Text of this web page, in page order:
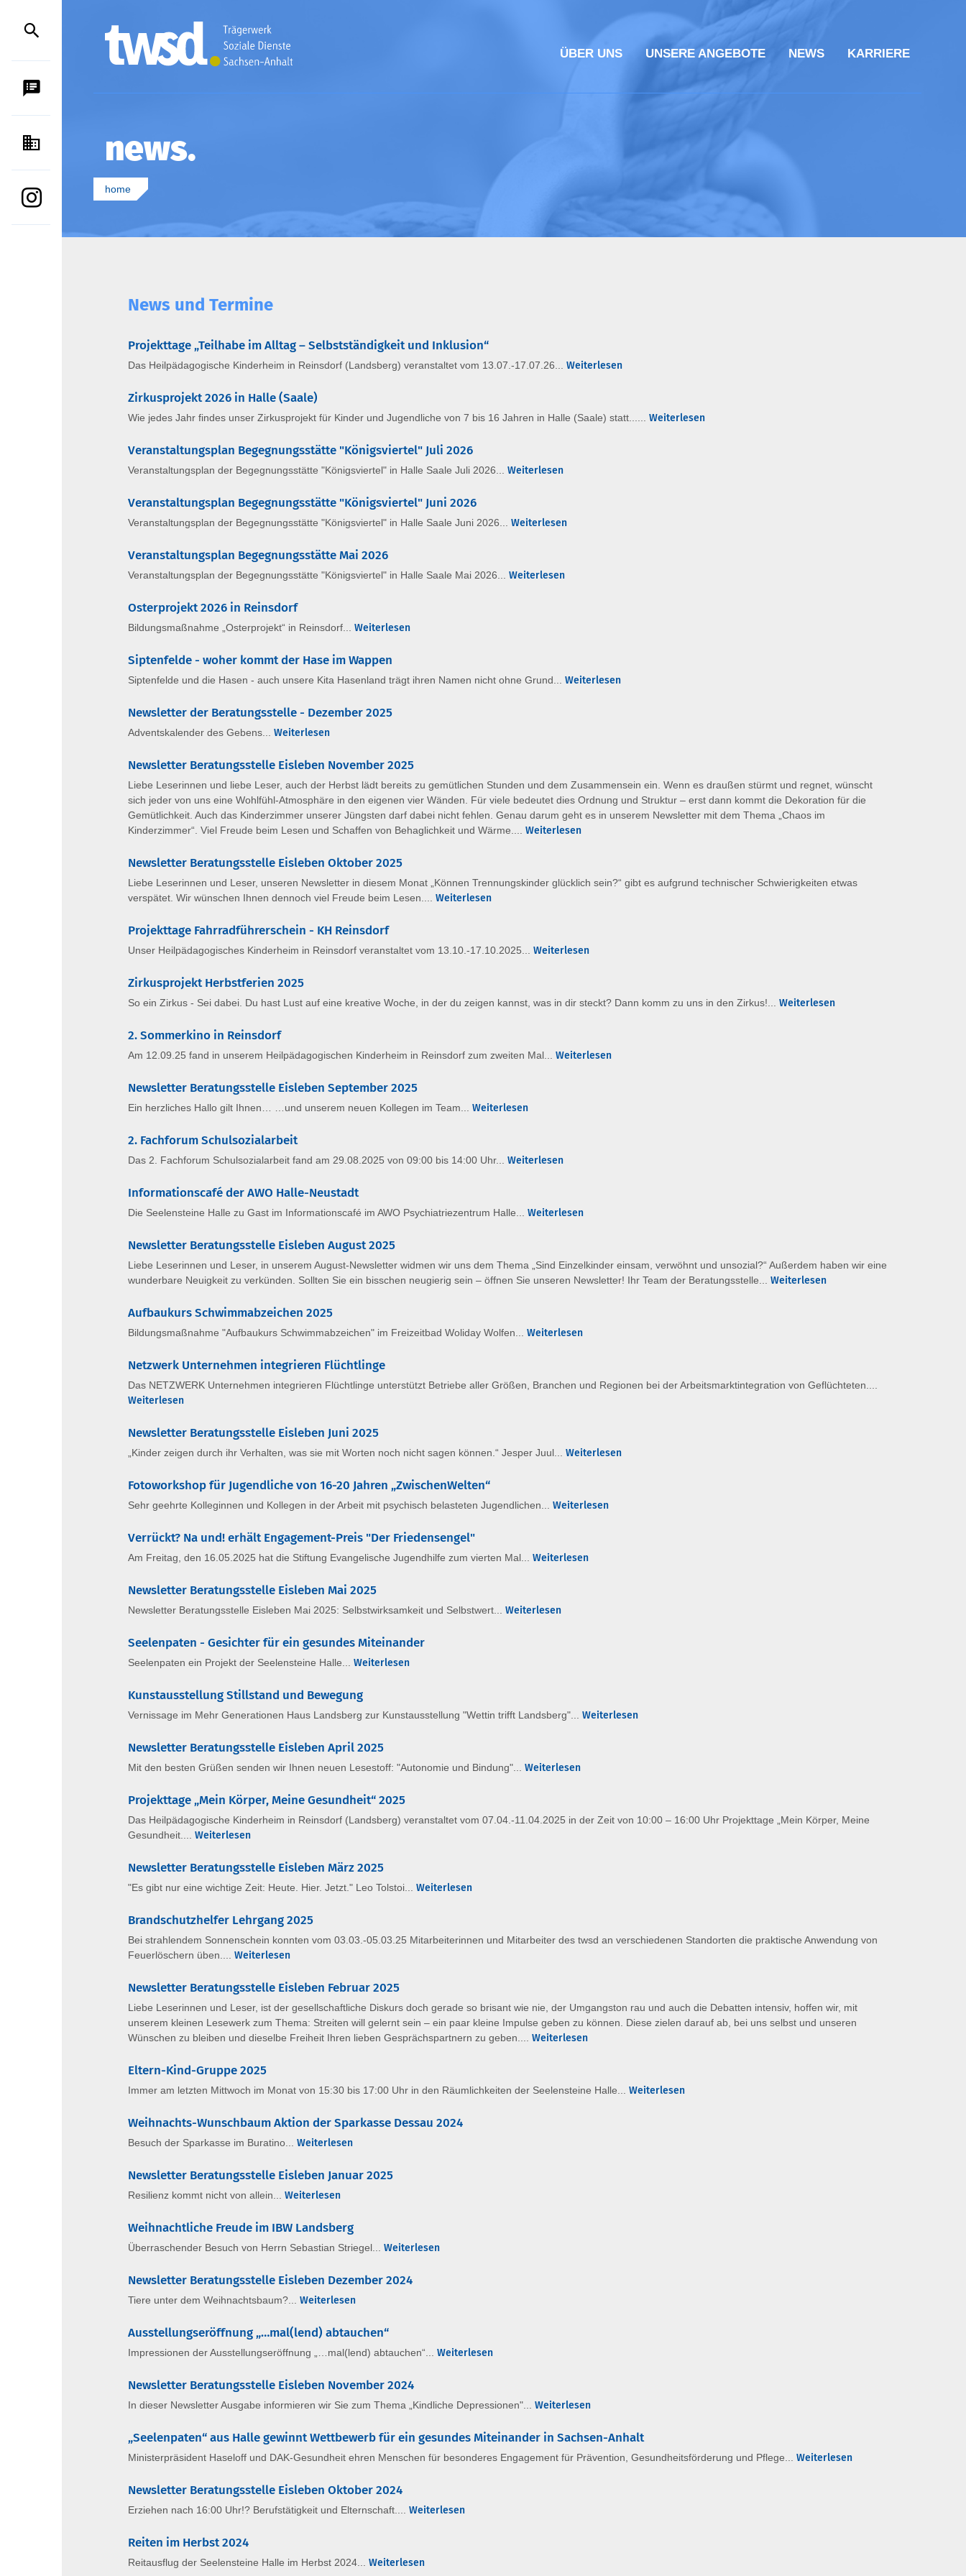
ÜBER UNS UNSERE ANGEBOTE NEWS KARRIERE
home
news
News und Termine
Projekttage „Teilhabe im Alltag – Selbstständigkeit und Inklusion“
Das Heilpädagogische Kinderheim in Reinsdorf (Landsberg) veranstaltet vom 13.07.-17.07.26... Weiterlesen
Zirkusprojekt 2026 in Halle (Saale)
Wie jedes Jahr findes unser Zirkusprojekt für Kinder und Jugendliche von 7 bis 16 Jahren in Halle (Saale) statt...... Weiterlesen
Veranstaltungsplan Begegnungsstätte "Königsviertel" Juli 2026
Veranstaltungsplan der Begegnungsstätte "Königsviertel" in Halle Saale Juli 2026... Weiterlesen
Veranstaltungsplan Begegnungsstätte "Königsviertel" Juni 2026
Veranstaltungsplan der Begegnungsstätte "Königsviertel" in Halle Saale Juni 2026... Weiterlesen
Veranstaltungsplan Begegnungsstätte Mai 2026
Veranstaltungsplan der Begegnungsstätte "Königsviertel" in Halle Saale Mai 2026... Weiterlesen
Osterprojekt 2026 in Reinsdorf
Bildungsmaßnahme „Osterprojekt“ in Reinsdorf... Weiterlesen
Siptenfelde - woher kommt der Hase im Wappen
Siptenfelde und die Hasen - auch unsere Kita Hasenland trägt ihren Namen nicht ohne Grund... Weiterlesen
Newsletter der Beratungsstelle - Dezember 2025
Adventskalender des Gebens... Weiterlesen
Newsletter Beratungsstelle Eisleben November 2025
Liebe Leserinnen und liebe Leser, auch der Herbst lädt bereits zu gemütlichen Stunden und dem Zusammensein ein. Wenn es draußen stürmt und regnet, wünscht
sich jeder von uns eine Wohlfühl-Atmosphäre in den eigenen vier Wänden. Für viele bedeutet dies Ordnung und Struktur – erst dann kommt die Dekoration für die
Gemütlichkeit. Auch das Kinderzimmer unserer Jüngsten darf dabei nicht fehlen. Genau darum geht es in unserem Newsletter mit dem Thema „Chaos im
Kinderzimmer“. Viel Freude beim Lesen und Schaffen von Behaglichkeit und Wärme.... Weiterlesen
Newsletter Beratungsstelle Eisleben Oktober 2025
Liebe Leserinnen und Leser, unseren Newsletter in diesem Monat „Können Trennungskinder glücklich sein?“ gibt es aufgrund technischer Schwierigkeiten etwas
verspätet. Wir wünschen Ihnen dennoch viel Freude beim Lesen.... Weiterlesen
Projekttage Fahrradführerschein - KH Reinsdorf
Unser Heilpädagogisches Kinderheim in Reinsdorf veranstaltet vom 13.10.-17.10.2025... Weiterlesen
Zirkusprojekt Herbstferien 2025
So ein Zirkus - Sei dabei. Du hast Lust auf eine kreative Woche, in der du zeigen kannst, was in dir steckt? Dann komm zu uns in den Zirkus!... Weiterlesen
2. Sommerkino in Reinsdorf
Am 12.09.25 fand in unserem Heilpädagogischen Kinderheim in Reinsdorf zum zweiten Mal... Weiterlesen
Newsletter Beratungsstelle Eisleben September 2025
Ein herzliches Hallo gilt Ihnen… …und unserem neuen Kollegen im Team... Weiterlesen
2. Fachforum Schulsozialarbeit
Das 2. Fachforum Schulsozialarbeit fand am 29.08.2025 von 09:00 bis 14:00 Uhr... Weiterlesen
Informationscafé der AWO Halle-Neustadt
Die Seelensteine Halle zu Gast im Informationscafé im AWO Psychiatriezentrum Halle... Weiterlesen
Newsletter Beratungsstelle Eisleben August 2025
Liebe Leserinnen und Leser, in unserem August-Newsletter widmen wir uns dem Thema „Sind Einzelkinder einsam, verwöhnt und unsozial?“ Außerdem haben wir eine
wunderbare Neuigkeit zu verkünden. Sollten Sie ein bisschen neugierig sein – öffnen Sie unseren Newsletter! Ihr Team der Beratungsstelle... Weiterlesen
Aufbaukurs Schwimmabzeichen 2025
Bildungsmaßnahme "Aufbaukurs Schwimmabzeichen" im Freizeitbad Woliday Wolfen... Weiterlesen
Netzwerk Unternehmen integrieren Flüchtlinge
Das NETZWERK Unternehmen integrieren Flüchtlinge unterstützt Betriebe aller Größen, Branchen und Regionen bei der Arbeitsmarktintegration von Geflüchteten....
Weiterlesen
Newsletter Beratungsstelle Eisleben Juni 2025
„Kinder zeigen durch ihr Verhalten, was sie mit Worten noch nicht sagen können.“ Jesper Juul... Weiterlesen
Fotoworkshop für Jugendliche von 16-20 Jahren „ZwischenWelten“
Sehr geehrte Kolleginnen und Kollegen in der Arbeit mit psychisch belasteten Jugendlichen... Weiterlesen
Verrückt? Na und! erhält Engagement-Preis "Der Friedensengel"
Am Freitag, den 16.05.2025 hat die Stiftung Evangelische Jugendhilfe zum vierten Mal... Weiterlesen
Newsletter Beratungsstelle Eisleben Mai 2025
Newsletter Beratungsstelle Eisleben Mai 2025: Selbstwirksamkeit und Selbstwert... Weiterlesen
Seelenpaten - Gesichter für ein gesundes Miteinander
Seelenpaten ein Projekt der Seelensteine Halle... Weiterlesen
Kunstausstellung Stillstand und Bewegung
Vernissage im Mehr Generationen Haus Landsberg zur Kunstausstellung "Wettin trifft Landsberg"... Weiterlesen
Newsletter Beratungsstelle Eisleben April 2025
Mit den besten Grüßen senden wir Ihnen neuen Lesestoff: "Autonomie und Bindung"... Weiterlesen
Projekttage „Mein Körper, Meine Gesundheit“ 2025
Das Heilpädagogische Kinderheim in Reinsdorf (Landsberg) veranstaltet vom 07.04.-11.04.2025 in der Zeit von 10:00 – 16:00 Uhr Projekttage „Mein Körper, Meine
Gesundheit.... Weiterlesen
Newsletter Beratungsstelle Eisleben März 2025
"Es gibt nur eine wichtige Zeit: Heute. Hier. Jetzt." Leo Tolstoi... Weiterlesen
Brandschutzhelfer Lehrgang 2025
Bei strahlendem Sonnenschein konnten vom 03.03.-05.03.25 Mitarbeiterinnen und Mitarbeiter des twsd an verschiedenen Standorten die praktische Anwendung von
Feuerlöschern üben.... Weiterlesen
Newsletter Beratungsstelle Eisleben Februar 2025
Liebe Leserinnen und Leser, ist der gesellschaftliche Diskurs doch gerade so brisant wie nie, der Umgangston rau und auch die Debatten intensiv, hoffen wir, mit
unserem kleinen Lesewerk zum Thema: Streiten will gelernt sein – ein paar kleine Impulse geben zu können. Diese zielen darauf ab, bei uns selbst und unseren
Wünschen zu bleiben und dieselbe Freiheit Ihren lieben Gesprächspartnern zu geben.... Weiterlesen
Eltern-Kind-Gruppe 2025
Immer am letzten Mittwoch im Monat von 15:30 bis 17:00 Uhr in den Räumlichkeiten der Seelensteine Halle... Weiterlesen
Weihnachts-Wunschbaum Aktion der Sparkasse Dessau 2024
Besuch der Sparkasse im Buratino... Weiterlesen
Newsletter Beratungsstelle Eisleben Januar 2025
Resilienz kommt nicht von allein... Weiterlesen
Weihnachtliche Freude im IBW Landsberg
Überraschender Besuch von Herrn Sebastian Striegel... Weiterlesen
Newsletter Beratungsstelle Eisleben Dezember 2024
Tiere unter dem Weihnachtsbaum?... Weiterlesen
Ausstellungseröffnung „…mal(lend) abtauchen“
Impressionen der Ausstellungseröffnung „…mal(lend) abtauchen“... Weiterlesen
Newsletter Beratungsstelle Eisleben November 2024
In dieser Newsletter Ausgabe informieren wir Sie zum Thema „Kindliche Depressionen"... Weiterlesen
„Seelenpaten“ aus Halle gewinnt Wettbewerb für ein gesundes Miteinander in Sachsen-Anhalt
Ministerpräsident Haseloff und DAK-Gesundheit ehren Menschen für besonderes Engagement für Prävention, Gesundheitsförderung und Pflege... Weiterlesen
Newsletter Beratungsstelle Eisleben Oktober 2024
Erziehen nach 16:00 Uhr!? Berufstätigkeit und Elternschaft.... Weiterlesen
Reiten im Herbst 2024
Reitausflug der Seelensteine Halle im Herbst 2024... Weiterlesen
KONTAKT
INSTAGRAM